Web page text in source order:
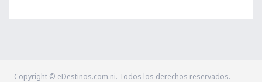
Copyright © eDestinos.com.ni. Todos los derechos reservados.